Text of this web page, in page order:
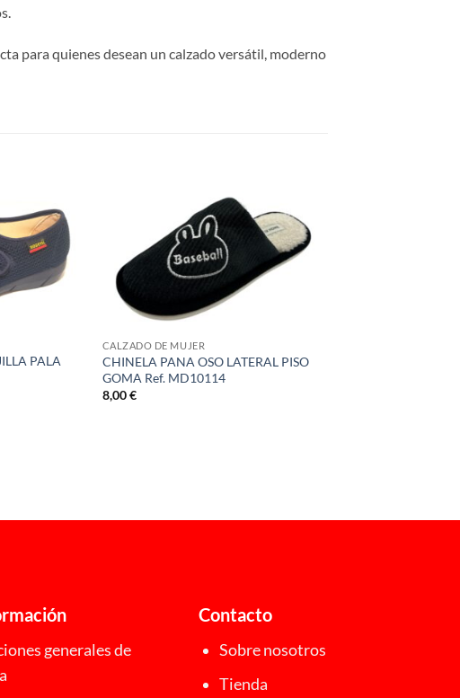
para quienes desean un calzado versátil, moderno
PALA
CALZADO DE MUJER
CHINELA PANA OSO LATERAL PISO
GOMA Ref. MD10114
8,00€
generales de
Contacto
Sobre nosotros
Tienda